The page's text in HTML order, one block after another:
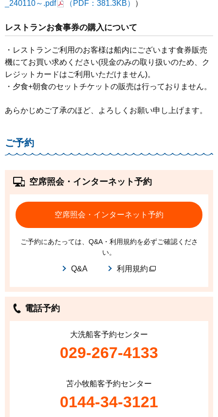
_240110～.pdf （PDF：381.3KB） ）
レストランお食事券の購入について
・レストランご利用のお客様は船内にございます食券販売
機にてお買い求めください(現金のみの取り扱いのため、ク
レジットカードはご利用いただけません)。
・夕食+朝食のセットチケットの販売は行っておりません。
あらかじめご了承のほど、よろしくお願い申し上げます。
ご予約
空席照会・インターネット予約
空席照会・インターネット予約
ご予約にあたっては、Q&A・利用規約を必ずご確認くださ
い。
Q&A 利用規約
電話予約
大洗船客予約センター
029-267-4133
苫小牧船客予約センター
0144-34-3121